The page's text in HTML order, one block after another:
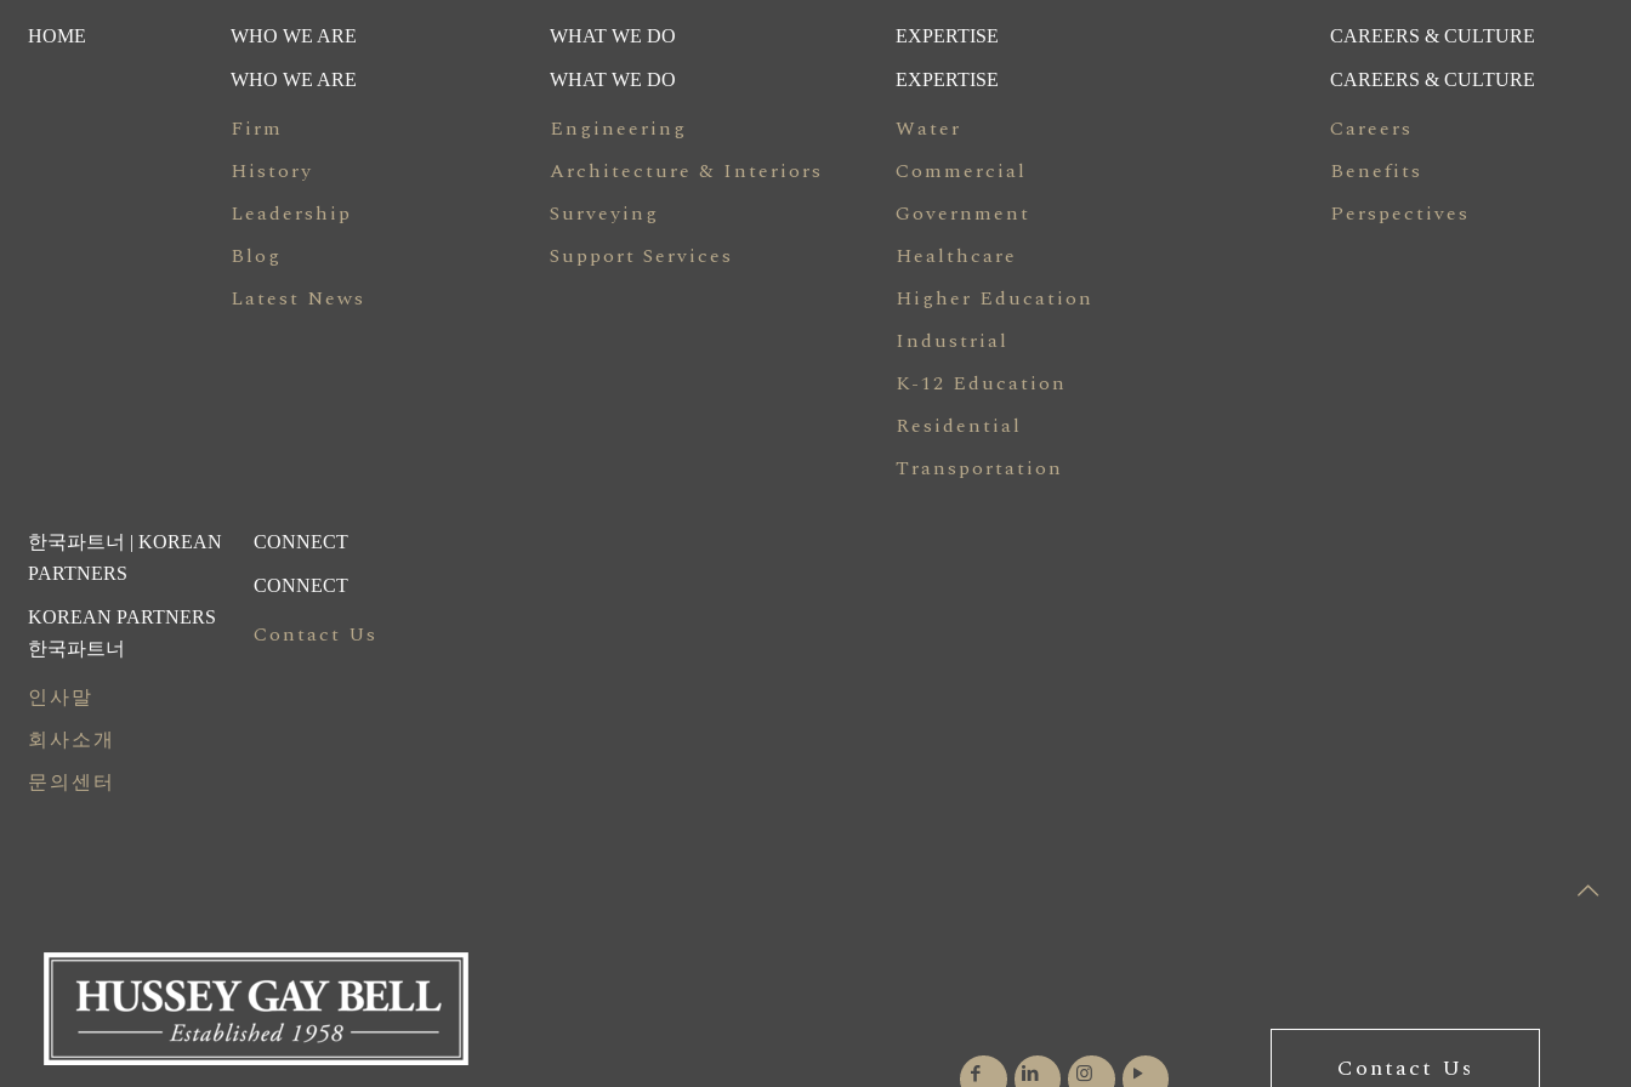
HOME WHO WE ARE
WHO WE ARE
Firm
History
Leadership
Blog
Latest News
WHAT WE DO
WHAT WE DO
Engineering
Architecture & Interiors
Surveying
Support Services
EXPERTISE
EXPERTISE
Water
Commercial
Government
Healthcare
Higher Education
Industrial
K-12 Education
Residential
Transportation
CAREERS & CULTURE
CAREERS & CULTURE
Careers
Benefits
Perspectives
한국파트너 | KOREAN
PARTNERS
KOREAN PARTNERS
한국파트너
인사말
회사소개
문의센터
CONNECT
CONNECT
Contact Us
Contact Us